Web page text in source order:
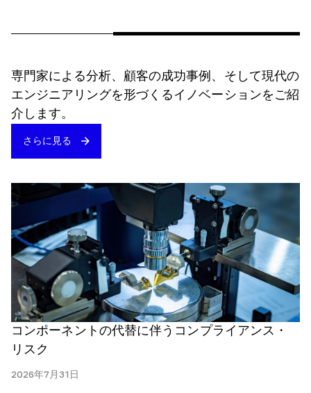
さらに見る
専門家による分析、顧客の成功事例、そして現代の
エンジニアリングを形づくるイノベーションをご紹
介します。
コンポーネントの代替に伴うコンプライアンス・
リスク
2026年7月31日